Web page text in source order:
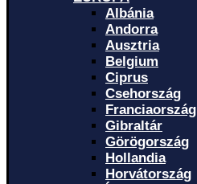
Albánia
Andorra
Ausztria
Belgium
Ciprus
Csehország
Franciaország
Gibraltár
Görögország
Hollandia
Horvátország